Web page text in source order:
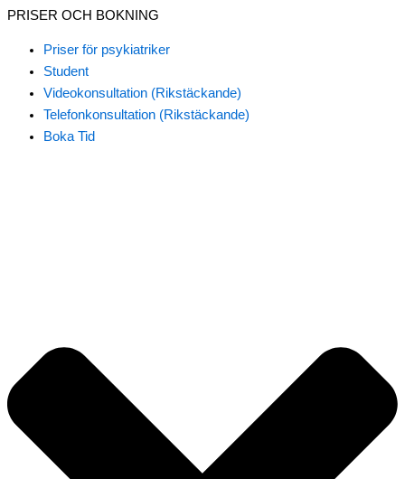
PRISER OCH BOKNING
Priser för psykiatriker
Student
Videokonsultation (Rikstäckande)
Telefonkonsultation (Rikstäckande)
Boka Tid